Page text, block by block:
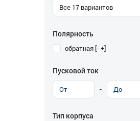
Все 17 вариантов
Полярность
обратная [- +]
Пусковой ток
-
Тип корпуса